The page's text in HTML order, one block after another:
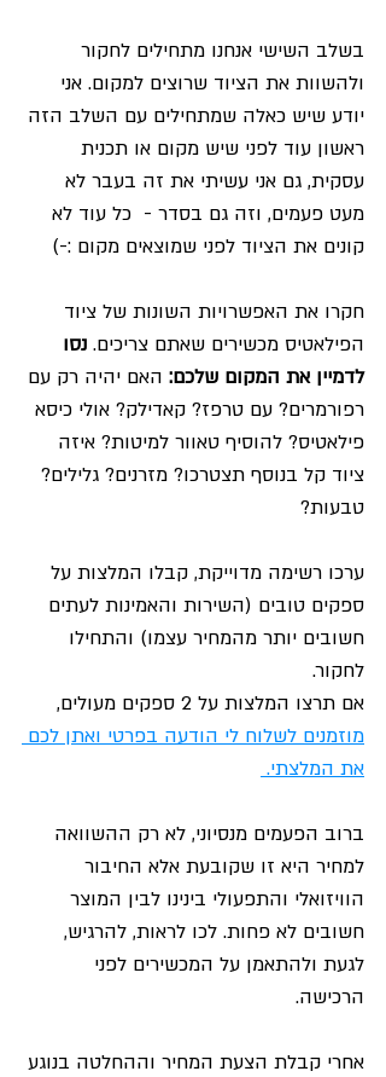
בשלב השישי אנחנו מתחילים לחקור
ולהשוות את הציוד שרוצים למקום. אני
יודע שיש כאלה שמתחילים עם השלב הזה
ראשון עוד לפני שיש מקום או תכנית
עסקית, גם אני עשיתי את זה בעבר לא
מעט פעמים, וזה גם בסדר -  כל עוד לא
קונים את הציוד לפני שמוצאים מקום :-)
חקרו את האפשרויות השונות של ציוד
הפילאטיס מכשירים שאתם צריכים. נסו
לדמיין את המקום שלכם: האם יהיה רק עם
רפורמרים? עם טרפז? קאדילק? אולי כיסא
פילאטיס? להוסיף טאוור למיטות? איזה
ציוד קל בנוסף תצטרכו? מזרנים? גלילים?
טבעות?
ערכו רשימה מדוייקת, קבלו המלצות על
ספקים טובים (השירות והאמינות לעתים
חשובים יותר מהמחיר עצמו) והתחילו
לחקור.
אם תרצו המלצות על 2 ספקים מעולים,
מוזמנים לשלוח לי הודעה בפרטי ואתן לכם
את המלצתי.
ברוב הפעמים מנסיוני, לא רק ההשוואה
למחיר היא זו שקובעת אלא החיבור
הוויזואלי והתפעולי בינינו לבין המוצר
חשובים לא פחות. לכו לראות, להרגיש,
לגעת ולהתאמן על המכשירים לפני
הרכישה.
אחרי קבלת הצעת המחיר וההחלטה בנוגע